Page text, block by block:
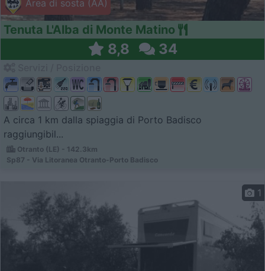
Area di sosta (AA)
Tenuta L'Alba di Monte Matino
8,8 34
A circa 1 km dalla spiaggia di Porto Badisco
raggiungibil...
Otranto (LE) - 142.3km
Sp87 - Via Litoranea Otranto-Porto Badisco
1